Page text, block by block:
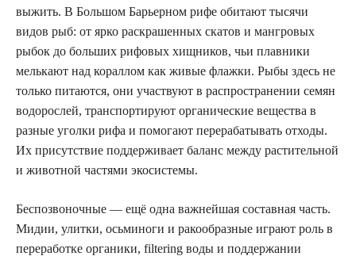
выжить. В Большом Барьерном рифе обитают тысячи
видов рыб: от ярко раскрашенных скатов и мангровых
рыбок до больших рифовых хищников, чьи плавники
мелькают над кораллом как живые флажки. Рыбы здесь не
только питаются, они участвуют в распространении семян
водорослей, транспортируют органические вещества в
разные уголки рифа и помогают перерабатывать отходы.
Их присутствие поддерживает баланс между растительной
и животной частями экосистемы.
Беспозвоночные — ещё одна важнейшая составная часть.
Мидии, улитки, осьминоги и ракообразные играют роль в
переработке органики, filtering воды и поддержании